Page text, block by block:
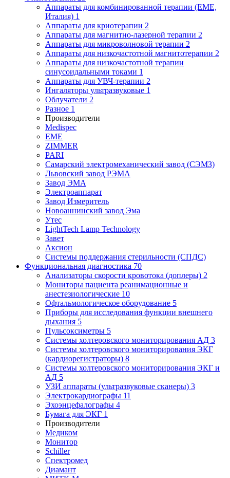
Аппараты для комбинированной терапии (EME,
Италия) 1
Аппараты для криотерапии 2
Аппараты для магнитно-лазерной терапии 2
Аппараты для микроволновой терапии 2
Аппараты для низкочастотной магнитотерапии 2
Аппараты для низкочастотной терапии
синусоидальными токами 1
Аппараты для УВЧ-терапии 2
Ингаляторы ультразвуковые 1
Облучатели 2
Разное 1
Производители
Medispec
EME
ZIMMER
PARI
Самарский электромеханический завод (СЭМЗ)
Львовский завод РЭМА
Завод ЭМА
Электроаппарат
Завод Измеритель
Новоаннинский завод Эма
Утес
LightTech Lamp Technology
Завет
Аксион
Системы поддержания стерильности (СПДС)
Функциональная диагностика 70
Анализаторы скорости кровотока (доплеры) 2
Мониторы пациента реанимационные и
анестезиологические 10
Офтальмологическое оборудование 5
Приборы для исследования функции внешнего
дыхания 5
Пульсоксиметры 5
Системы холтеровского мониторирования АД 3
Системы холтеровского мониторирования ЭКГ
(кардиорегистраторы) 8
Системы холтеровского мониторирования ЭКГ и
АД 5
УЗИ аппараты (ультразвуковые сканеры) 3
Электрокардиографы 11
Эхоэнцефалографы 4
Бумага для ЭКГ 1
Производители
Медиком
Монитор
Schiller
Спектромед
Диамант